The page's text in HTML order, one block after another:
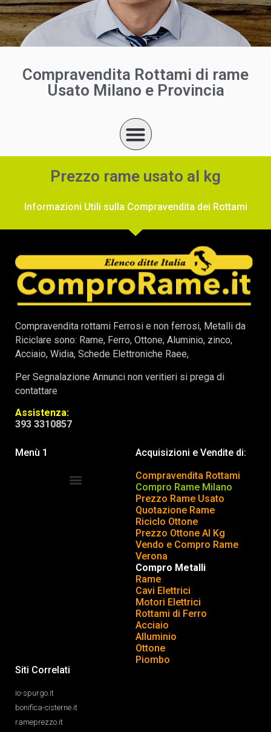
Compravendita Rottami di rame
Usato Milano e Provincia
Prezzo rame usato al kg
Informazioni Utili sulla Compravendita dei Rottami
Compravendita rottami Ferrosi e non ferrosi, Metalli da
Riciclare sono: Rame, Ferro, Ottone, Aluminio, zinco,
Acciaio, Widia, Schede Elettroniche Raee,
Per Segnalazione Annunci non veritieri si prega di
contattare
Assistenza:
393 3310857
Menù 1
Acquisizioni e Vendite di:
Compravendita Rottami
Compro Rame Milano
Prezzo Rame Usato
Quotazione Rame
Riciclo Ottone
Prezzo Ottone Al Kg
Vendo e Compro Rame
Verona
Compro Metalli
Rame
Cavi Elettrici
Motori Elettrici
Rottami di Ferro
Acciaio
Alluminio
Ottone
Piombo
Siti Correlati
io-spurgo.it
bonifica-cisterne.it
rameprezzo.it